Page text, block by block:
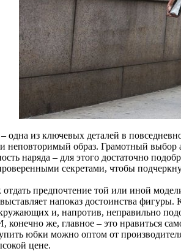
одна из ключевых деталей в
и неповторимый образ. Грамотный
наряда – для этого достаточно
секретами, чтобы
отдать предпочтение той или иной
напоказ достоинства
и, напротив, неправильно
конечно же, главное – это нравиться
юбки можно оптом от
цене.